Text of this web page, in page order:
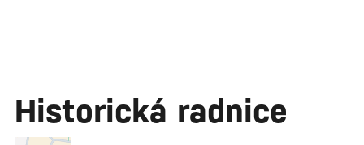
Historická radnice